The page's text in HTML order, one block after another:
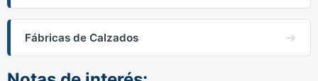
Fábricas de Calzados